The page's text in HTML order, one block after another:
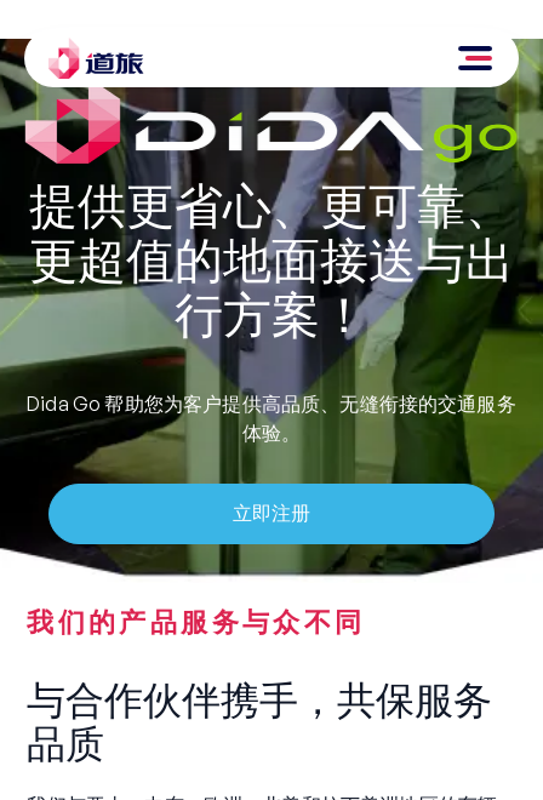
提供更省心、更可靠、
更超值的地面接送与出
行方案！
Dida Go 帮助您为客户提供高品质、无缝衔接的交通服务
体验。
立即注册
我们的产品服务与众不同
与合作伙伴携手，共保服务
品质